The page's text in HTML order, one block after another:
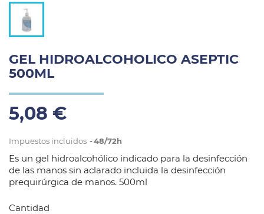
GEL HIDROALCOHOLICO ASEPTIC
500ML
5,08 €
Impuestos incluidos 48/72h
Es un gel hidroalcohólico indicado para la desinfección
de las manos sin aclarado incluida la desinfección
prequirúrgica de manos. 500ml
Cantidad